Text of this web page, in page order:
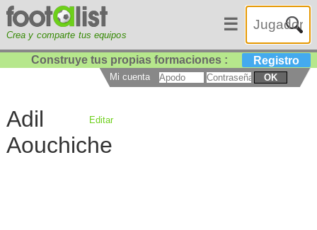
Crea y comparte tus equipos
☰
Construye tus propias formaciones : Registro
Mi cuenta OK
Adil
Aouchiche
Editar